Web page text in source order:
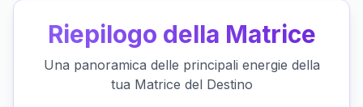
Riepilogo della Matrice
Una panoramica delle principali energie della
tua Matrice del Destino